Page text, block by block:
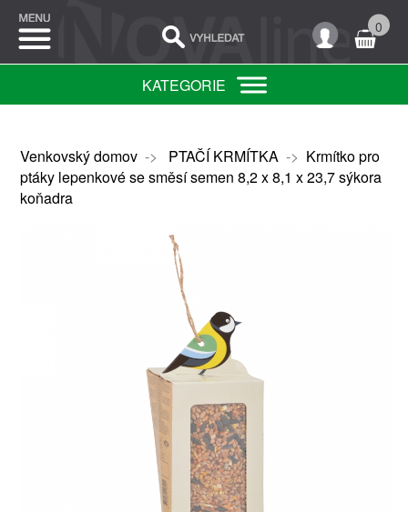
0
KATEGORIE
Venkovský domov-> PTAČÍ KRMÍTKA-> Krmítko pro
ptáky lepenkové se směsí semen 8,2 x 8,1 x 23,7 sýkora
koňadra